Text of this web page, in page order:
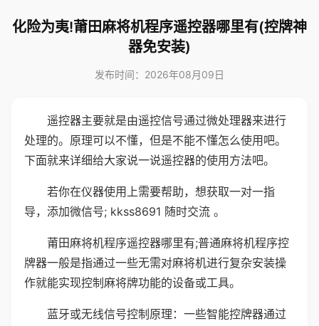
化险为夷!莆田麻将机程序遥控器哪里有(控牌神
器免安装)
发布时间：2026年08月09日
遥控器主要就是由遥控信号通过微处理器来进行
处理的。原理可以不懂，但是不能不懂怎么使用吧。
下面就来详细给大家说一说遥控器的使用方法吧。
若你在仪器使用上需要帮助，想获取一对一指
导，添加微信号; kkss8691 随时交流 。
莆田麻将机程序遥控器哪里有;普通麻将机程序控
牌器一般是指通过一些无需对麻将机进行复杂安装操
作就能实现控制麻将牌功能的设备或工具。
蓝牙或无线信号控制原理：一些智能控牌器通过